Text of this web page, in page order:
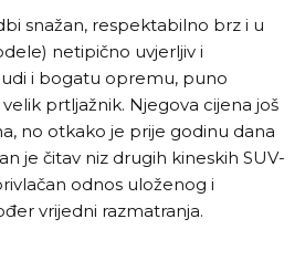
snažan, respektabilno brz i u
netipično uvjerljiv i
i bogatu opremu, puno
prtljažnik. Njegova cijena još
no otkako je prije godinu dana
je čitav niz drugih kineskih SUV-
odnos uloženog i
vrijedni razmatranja.